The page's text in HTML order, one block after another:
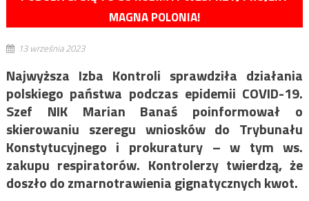
MAGNA POLONIA!
13 września 2023
Najwyższa Izba Kontroli sprawdziła działania
polskiego państwa podczas epidemii COVID-19.
Szef NIK Marian Banaś poinformował o
skierowaniu szeregu wniosków do Trybunału
Konstytucyjnego i prokuratury – w tym ws.
zakupu respiratorów. Kontrolerzy twierdzą, że
doszło do zmarnotrawienia gignatycznych kwot.